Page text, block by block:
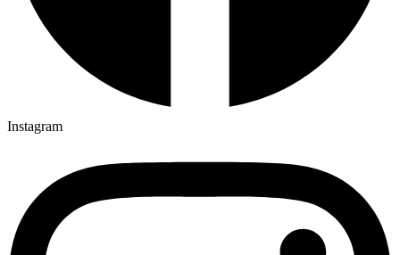
Instagram